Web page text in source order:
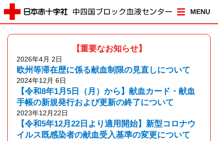
MENU
【重要なお知らせ】
欧州等滞在歴に係る献血制限の見直しについて
2026年4月 2日
【令和8年1月5日（月）から】献血カード・献血
手帳の新規発行および更新の終了について
2024年12月 6日
【令和5年12月22日より適用開始】新型コロナウ
イルス既感染者の献血受入基準の変更について
2023年12月22日